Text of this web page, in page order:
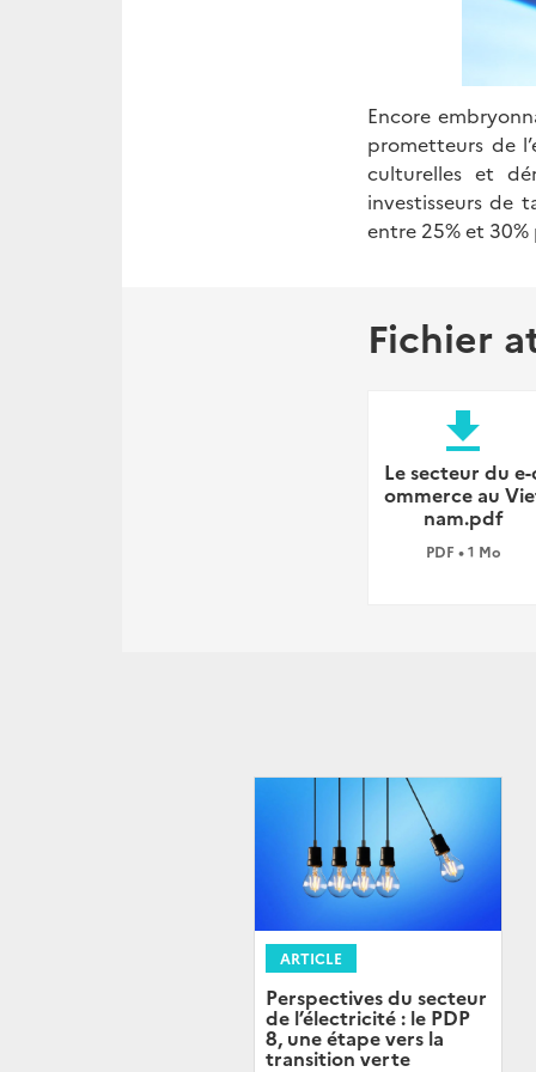
Encore
prometteurs de
culturelles et
investisseurs de
entre 25% et 30%
Fichier
file_download
Le secteur du
ommerce au
nam.pdf
PDF • 1 Mo
ARTICLE
Perspectives du secteur
de l’électricité : le PDP
8, une étape vers la
transition verte